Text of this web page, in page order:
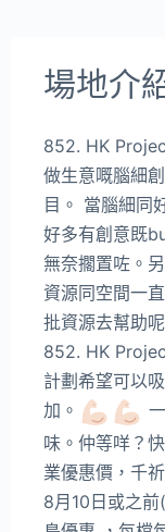
場地介
852. HK
做生意嘅腦細
目。 當腦細同
好多有創意既
無奈擱置咗。
資源同空間一
批資源去幫助
852. HK
計劃希望可以
加。
味。仲等咩？
業優惠價，千
8月10日或之